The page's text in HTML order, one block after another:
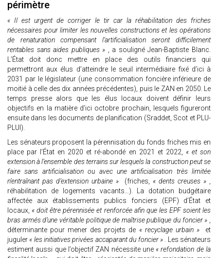
périmètre
« Il est urgent de corriger le tir car la réhabilitation des friches
nécessaires pour limiter les nouvelles constructions et les opérations
de renaturation compensant l’artificialisation seront difficilement
rentables sans aides publiques » , a souligné Jean-Baptiste Blanc.
L’État doit donc mettre en place des outils financiers qui
permettront aux élus d’atteindre le seuil intermédiaire fixé d’ici à
2031 par le législateur (une consommation foncière inférieure de
moitié à celle des dix années précédentes), puis le ZAN en 2050. Le
temps presse alors que les élus locaux doivent définir leurs
objectifs en la matière d’ici octobre prochain, lesquels figureront
ensuite dans les documents de planification (Sraddet, Scot et PLU-
PLUI).
Les sénateurs proposent la pérennisation du fonds friches mis en
place par l’État en 2020 et ré-abondé en 2021 et 2022, « et son
extension à l’ensemble des terrains sur lesquels la construction peut se
faire sans artificialisation ou avec une artificialisation très limitée
n’entraînant pas d’extension urbaine »
(friches, « dents creuses » ,
réhabilitation de logements vacants…). La dotation budgétaire
affectée aux établissements publics fonciers (EPF) d’État et
locaux, « doit être pérennisée et renforcée afin que les EPF soient les
bras armés d’une véritable politique de maîtrise publique du foncier » ,
déterminante pour mener des projets de « recyclage urbain »
et
juguler « les initiatives privées accaparant du foncier » . Les sénateurs
estiment aussi que l’objectif ZAN nécessite une « refondation de la